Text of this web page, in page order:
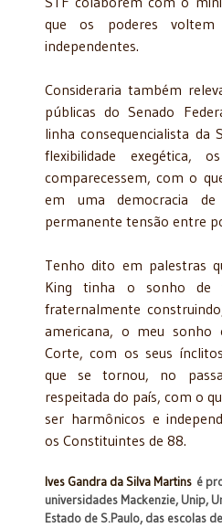
que os poderes
independentes.
Consideraria também
públicas do Senado
linha consequencialista da
flexibilidade exegética,
comparecessem, com o
em uma democracia
permanente tensão entre
Tenho dito em palestras
King tinha o sonho de
fraternalmente
americana, o meu sonho
Corte, com os seus
que se tornou, no
respeitada do país, com o
ser harmônicos e
os Constituintes de 88.
Ives Gandra da Silva Martins é
universidades Mackenzie, Unip,
Estado de S.Paulo, das escolas